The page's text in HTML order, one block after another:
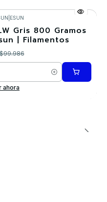
ESUN
Gris 800 Gramos
| Filamentos
ahora